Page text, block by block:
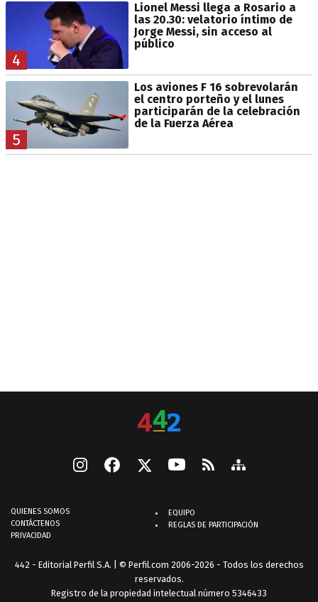
4
Lionel Messi llega a Rosario a
las 20.30: velatorio íntimo de
Jorge Messi, sin acceso al
público
5
Los aviones F 16 sobrevolarán
el centro porteño y el lunes
participarán de la celebración
de la Fuerza Aérea
QUIENES SOMOS
CONTÁCTENOS
PRIVACIDAD
EQUIPO
REGLAS DE PARTICIPACIÓN
442 - Editorial Perfil S.A. | © Perfil.com 2006-2026 - Todos los derechos
reservados.
Registro de la propiedad intelectual número 5346433